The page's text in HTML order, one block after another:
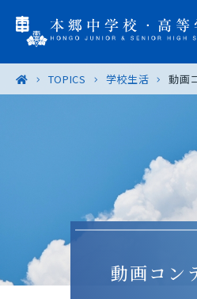
学園概要
入試案内
進路・進学
TOPICS 学校生活 動画
動画コン